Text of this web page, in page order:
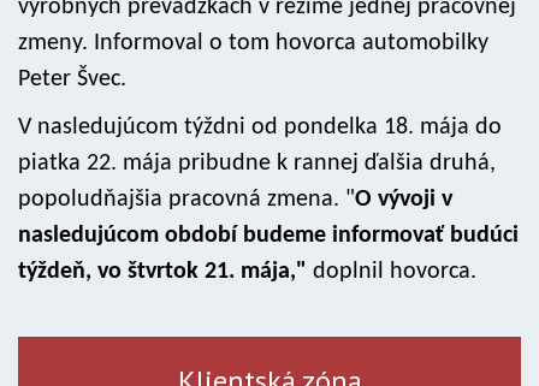
výrobných prevádzkach v režime jednej pracovnej
zmeny. Informoval o tom hovorca automobilky
Peter Švec.
V nasledujúcom týždni od pondelka 18. mája do
piatka 22. mája pribudne k rannej ďalšia druhá,
popoludňajšia pracovná zmena. "O vývoji v
nasledujúcom období budeme informovať budúci
týždeň, vo štvrtok 21. mája," doplnil hovorca.